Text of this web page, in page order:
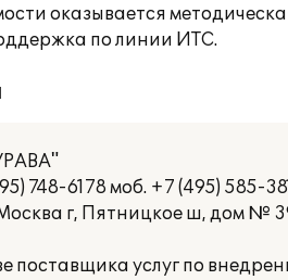
оказывается
по линии ИТС.
748-6178 моб. +7 (495) 585-
г, Пятницкое ш, дом №
поставщика услуг по